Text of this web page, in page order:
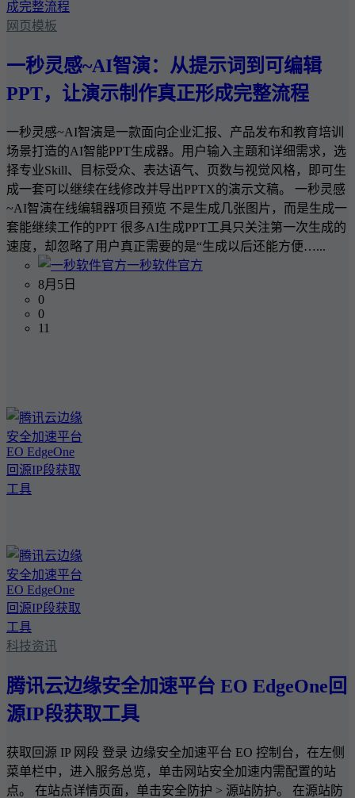
网页模板
一秒灵感~AI智演：从提示词到可编辑
PPT，让演示制作真正形成完整流程
一秒灵感~AI智演是一款面向企业汇报、产品发布和教育培训
场景打造的AI智能PPT生成器。用户输入主题和详细需求，选
择专业Skill、目标受众、表达语气、页数与视觉风格，即可生
成一套可以继续在线修改并导出PPTX的演示文稿。 一秒灵感
~AI智演在线编辑器项目预览 不是生成几张图片，而是生成一
套能继续工作的PPT 很多AI生成PPT工具只关注第一次生成的
速度，却忽略了用户真正需要的是“生成以后还能方便…...
一秒软件官方
8月5日
0
0
11
科技资讯
腾讯云边缘安全加速平台 EO EdgeOne回
源IP段获取工具
获取回源 IP 网段 登录 边缘安全加速平台 EO 控制台，在左侧
菜单栏中，进入服务总览，单击网站安全加速内需配置的站
点。 在站点详情页面，单击安全防护 > 源站防护。 在源站防